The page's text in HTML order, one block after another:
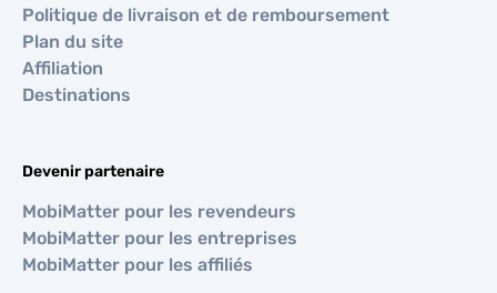
Politique de livraison et de remboursement
Plan du site
Affiliation
Destinations
Devenir partenaire
MobiMatter pour les revendeurs
MobiMatter pour les entreprises
MobiMatter pour les affiliés